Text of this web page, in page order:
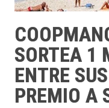
SORTEA 1
ENTRE
PREMIO A